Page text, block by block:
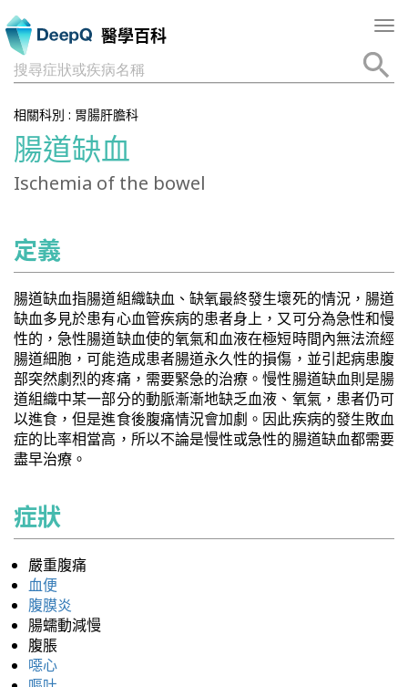
醫學百科
搜尋症狀或疾病名稱
相關科別 : 胃腸肝膽科
腸道缺血
Ischemia of the bowel
定義
腸道缺血指腸道組織缺血、缺氧最終發生壞死的情況，腸道
缺血多見於患有心血管疾病的患者身上，又可分為急性和慢
性的，急性腸道缺血使的氧氣和血液在極短時間內無法流經
腸道細胞，可能造成患者腸道永久性的損傷，並引起病患腹
部突然劇烈的疼痛，需要緊急的治療。慢性腸道缺血則是腸
道組織中某一部分的動脈漸漸地缺乏血液、氧氣，患者仍可
以進食，但是進食後腹痛情況會加劇。因此疾病的發生敗血
症的比率相當高，所以不論是慢性或急性的腸道缺血都需要
盡早治療。
症狀
嚴重腹痛
血便
腹膜炎
腸蠕動減慢
腹脹
噁心